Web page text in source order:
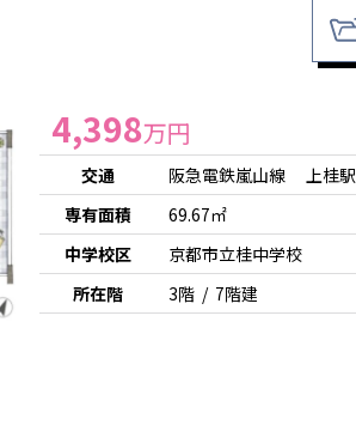
4,398万円
交通 阪急電鉄嵐山線 上桂駅
専有面積
69.67㎡
中学校区
京都市立桂中学校
所在階
3階 / 7階建